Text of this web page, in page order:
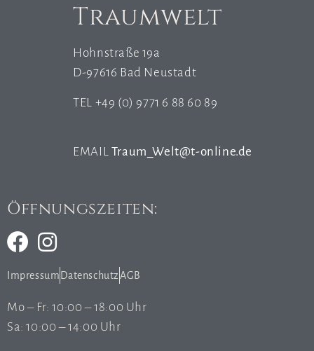
Traumwelt
Hohnstraße 19a
D-97616 Bad Neustadt
TEL +49 (0) 9771 6 88 60 89
EMAIL Traum_Welt@t-online.de
Öffnungszeiten:
Impressum DatenschutzAGB
Mo – Fr: 10:00 – 18:00 Uhr
Sa: 10:00 – 14:00 Uhr